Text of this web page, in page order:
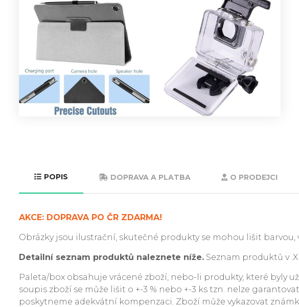
POPIS DOPRAVA A PLATBA O PRODEJCI
AKCE: DOPRAVA PO ČR ZDARMA!
Obrázky jsou ilustrační, skutečné produkty se mohou lišit barvou,
Detailní seznam produktů naleznete níže. Seznam produktů v
Paleta/box obsahuje vrácené zboží, nebo-li produkty, které byly
soupis zboží se může lišit o +-3 % nebo +-3 ks tzn. nelze
poskytneme adekvátní kompenzaci. Zboží může vykazovat